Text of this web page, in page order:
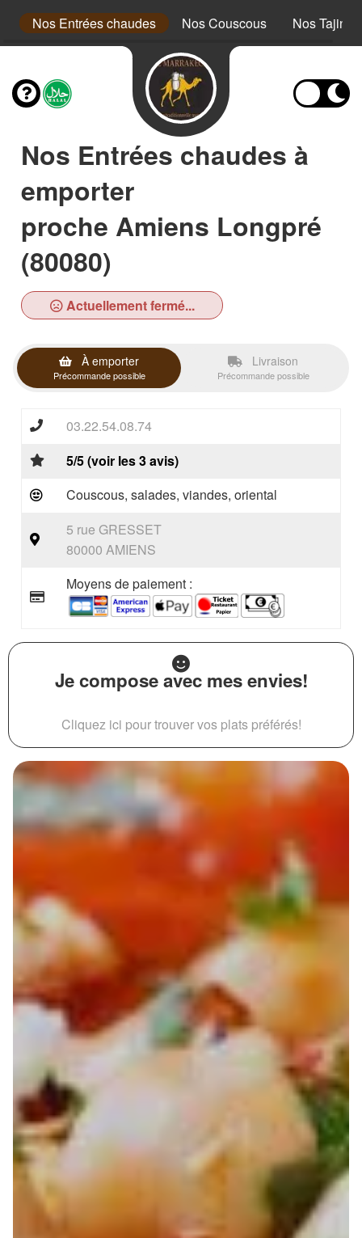
Nos Entrées chaudes Nos Couscous Nos Tajines
Nos Entrées chaudes à
emporter
proche Amiens Longpré
(80080)
Actuellement fermé...
À emporter
Précommande possible
Livraison
Précommande possible
03.22.54.08.74
5/5 (voir les 3 avis)
Couscous, salades, viandes, oriental
5 rue GRESSET
80000 AMIENS
Moyens de paiement :
Je compose avec mes envies!
Cliquez ici pour trouver vos plats préférés!